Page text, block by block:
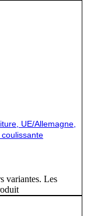
UE/Allemagne,
variantes. Les